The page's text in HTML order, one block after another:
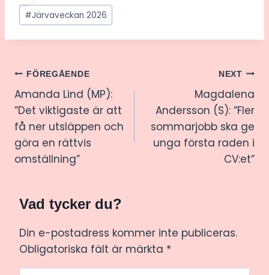
Post
Tags:
#Järvaveckan 2026
Inläggsnavigering
FÖREGÅENDE
Amanda Lind (MP):
”Det viktigaste är att
få ner utsläppen och
göra en rättvis
omställning”
NEXT
Magdalena
Andersson (S): ”Fler
sommarjobb ska ge
unga första raden i
CV:et”
Vad tycker du?
Din e-postadress kommer inte publiceras.
Obligatoriska fält är märkta *